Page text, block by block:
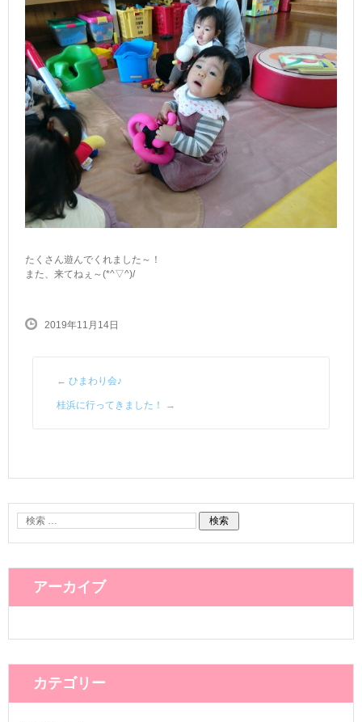
たくさん遊んでくれました～！
また、来てねぇ～(*^▽^)/
2019年11月14日
← ひまわり会♪
桂浜に行ってきました！ →
アーカイブ
カテゴリー